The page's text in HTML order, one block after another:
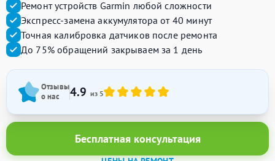
Ремонт устройств Garmin любой сложности
Экспресс-замена аккумулятора от 40 минут
Точная калибровка датчиков после ремонта
До 75% обращений закрываем за 1 день
Отзывы
о нас
4.9 из 5
Бесплатная консультация